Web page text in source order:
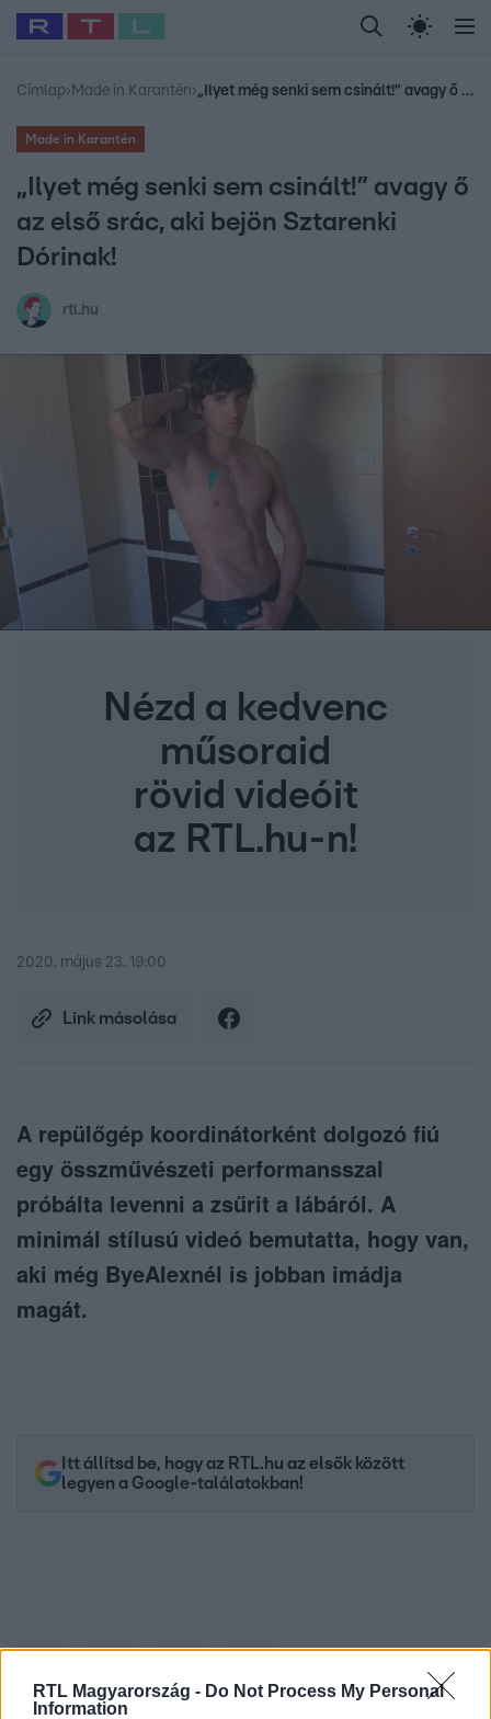
RTL Magyarország - Do Not Process My Personal
Information
Legfrissebb RTL Híradó Randi Celeb vagyok,
Babits Marcella Most Wanted Gallusz
Címlap› Made in Karantén› „Ilyet még senki sem csinált!” avagy ő az első srác, aki bejön Sztarenki Dórinak!
Made in Karantén
„Ilyet még senki sem csinált!” avagy ő
az első srác, aki bejön Sztarenki
Dórinak!
rtl.hu
Nézd a kedvenc
műsoraid
rövid videóit
az RTL.hu-n!
2020. május 23. 19:00
Link másolása
A repülőgép koordinátorként dolgozó fiú
egy összművészeti performansszal
próbálta levenni a zsűrit a lábáról. A
minimál stílusú videó bemutatta, hogy van,
aki még ByeAlexnél is jobban imádja
magát.
Itt állítsd be, hogy az RTL.hu az elsők között
legyen a Google-találatokban!